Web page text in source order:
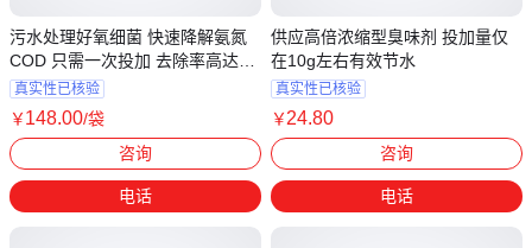
污水处理好氧细菌 快速降解氨氮
COD 只需一次投加 去除率高达
98%
真实性已核验
￥148.00/袋
咨询
电话
供应高倍浓缩型臭味剂 投加量仅
在10g左右有效节水
真实性已核验
￥24.80
咨询
电话